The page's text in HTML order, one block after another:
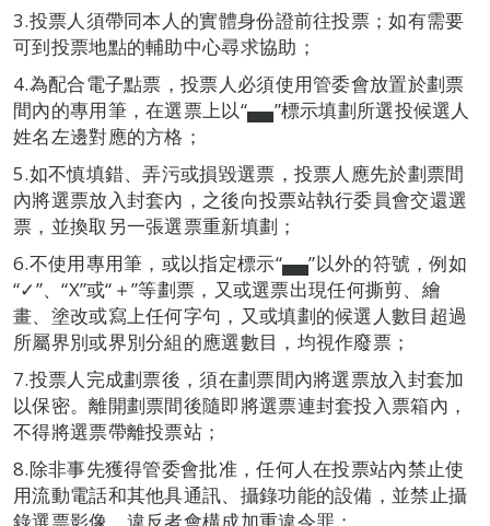
3.投票人須帶同本人的實體身份證前往投票；如有需要
可到投票地點的輔助中心尋求協助；
4.為配合電子點票，投票人必須使用管委會放置於劃票
間內的專用筆，在選票上以“▄▄”標示填劃所選投候選人
姓名左邊對應的方格；
5.如不慎填錯、弄污或損毀選票，投票人應先於劃票間
內將選票放入封套內，之後向投票站執行委員會交還選
票，並換取另一張選票重新填劃；
6.不使用專用筆，或以指定標示“▄▄”以外的符號，例如
“✓”、“X”或“＋”等劃票，又或選票出現任何撕剪、繪
畫、塗改或寫上任何字句，又或填劃的候選人數目超過
所屬界別或界別分組的應選數目，均視作廢票；
7.投票人完成劃票後，須在劃票間內將選票放入封套加
以保密。離開劃票間後隨即將選票連封套投入票箱內，
不得將選票帶離投票站；
8.除非事先獲得管委會批准，任何人在投票站內禁止使
用流動電話和其他具通訊、攝錄功能的設備，並禁止攝
錄選票影像，違反者會構成加重違令罪；